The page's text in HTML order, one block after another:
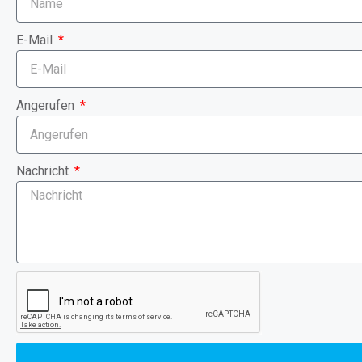
E-Mail
Angerufen
Nachricht